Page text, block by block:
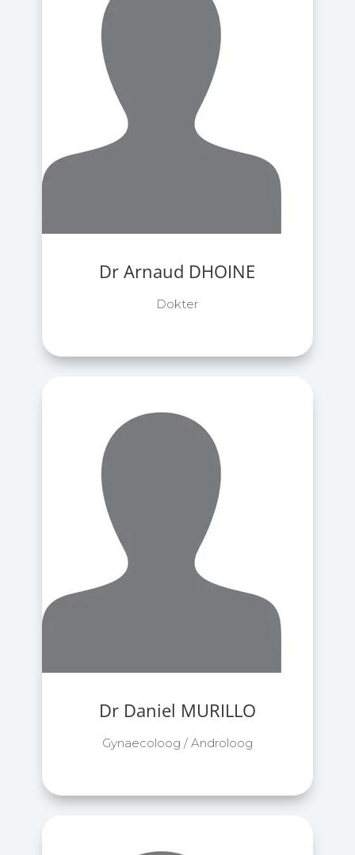
Dr Arnaud DHOINE
Dokter
Dr Daniel MURILLO
Gynaecoloog / Androloog